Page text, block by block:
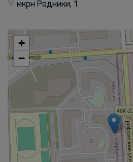
мкрн Родники, 1
+
−